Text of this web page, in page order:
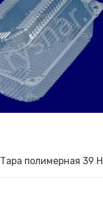
Тара полимерная 39 Н